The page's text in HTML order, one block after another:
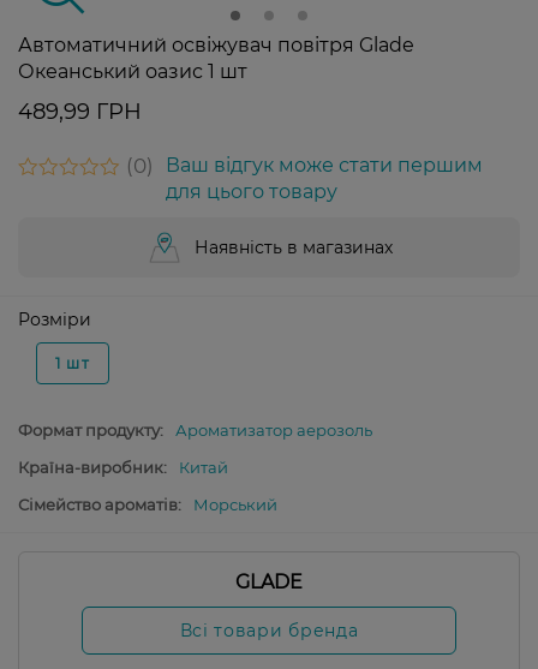
Автоматичний освіжувач повітря Glade
Океанський оазис 1 шт
489,99 ГРН
0
Ваш відгук може стати першим
для цього товару
Наявність в магазинах
Розміри
1 шт
Формат продукту:
Ароматизатор аерозоль
Країна-виробник:
Китай
Сімейство ароматів:
Морський
GLADE
Всі товари бренда